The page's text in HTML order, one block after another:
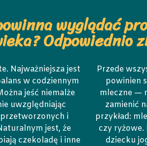
wyglądać
Najważniejsza jest
w codziennym
jeść niemalże
uwzględniając
i
jest, że
czekoladę i inne
Przede
powinien
mleczne —
zamienić
przykład:
czy ryżowe.
dziecku